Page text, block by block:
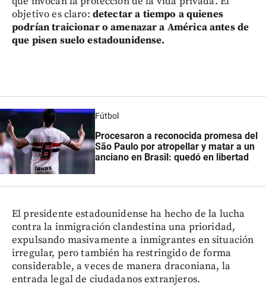
objetivo es claro: detectar a tiempo a quienes
podrían traicionar o amenazar a América antes de
que pisen suelo estadounidense.
Fútbol
Procesaron a reconocida promesa del
São Paulo por atropellar y matar a un
anciano en Brasil: quedó en libertad
El presidente estadounidense ha hecho de la lucha
contra la inmigración clandestina una prioridad,
expulsando masivamente a inmigrantes en situación
irregular, pero también ha restringido de forma
considerable, a veces de manera draconiana, la
entrada legal de ciudadanos extranjeros.